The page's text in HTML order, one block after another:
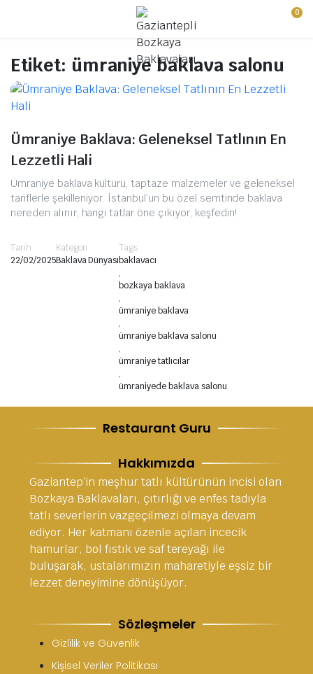
0
Etiket: ümraniye baklava salonu
Ümraniye Baklava: Geleneksel Tatlının En
Lezzetli Hali
Ümraniye baklava kültürü, taptaze malzemeler ve geleneksel
tariflerle şekilleniyor. İstanbul’un bu özel semtinde baklava
nereden alınır, hangi tatlar öne çıkıyor, keşfedin!
Tarih
22/02/2025
Kategori
Baklava Dünyası
Tags
baklavacı
,
bozkaya baklava
,
ümraniye baklava
,
ümraniye baklava salonu
,
ümraniye tatlıcılar
,
ümraniyede baklava salonu
Restaurant Guru
Hakkımızda
Gaziantep’in meşhur tatlı kültürünün incisi olan
Bozkaya Baklavaları, çıtırlığı ve enfes tadıyla
tatlı severlerin vazgeçilmezi olmaya devam
ediyor. Her katmanı özenle açılan incecik
hamurlar, bol fıstık ve saf tereyağı ile
buluşarak, ustalarımızın maharetiyle eşsiz bir
lezzet deneyimine dönüşüyor.
Sözleşmeler
Gizlilik ve Güvenlik
Kişisel Veriler Politikası